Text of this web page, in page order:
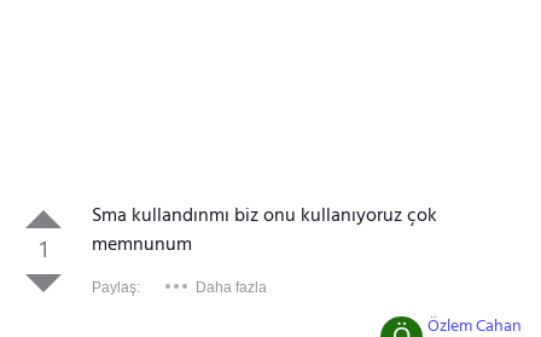
1
Sma kullandınmı biz onu kullanıyoruz çok
memnunum
Paylaş: Daha fazla
Özlem Cahan